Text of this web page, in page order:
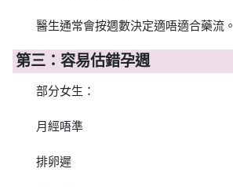
醫生通常會按週數決定適唔適合藥流。
第三：容易估錯孕週
部分女生：
月經唔準
排卵遲